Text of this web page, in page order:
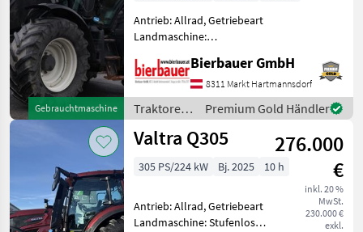
Gebrauchtmaschine
Antrieb: Allrad, Getriebeart
Landmaschine:
Plattform: Kabine,
Zapfwellendrehzahl:
540/1000,
Höchstgeschwindigkeit in
km/h: 40 km/h, Aufladung:
Turbola
Bierbauer GmbH
8311 Markt Hartmannsdorf
Traktoren
/ Valtra
Premium Gold Händler
Valtra Q305
276.000
€
inkl. 20 %
MwSt.
230.000 €
exkl.
305 PS/224 kW Bj. 2025 10 h
Antrieb: Allrad, Getriebeart
Landmaschine: Stufenloses